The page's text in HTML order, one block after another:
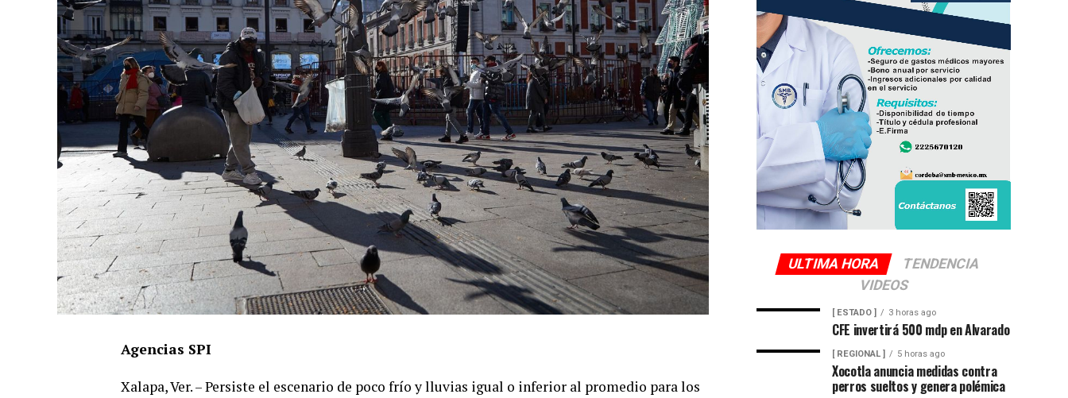
Agencias SPI
Xalapa, Ver. – Persiste el escenario de poco frío y lluvias igual o inferior al promedio para los
ULTIMA HORA
TENDENCIA
VIDEOS
[ ESTADO ] 3 horas ago
CFE invertirá 500 mdp en Alvarado
[ REGIONAL ] 5 horas ago
Xocotla anuncia medidas contra
perros sueltos y genera polémica